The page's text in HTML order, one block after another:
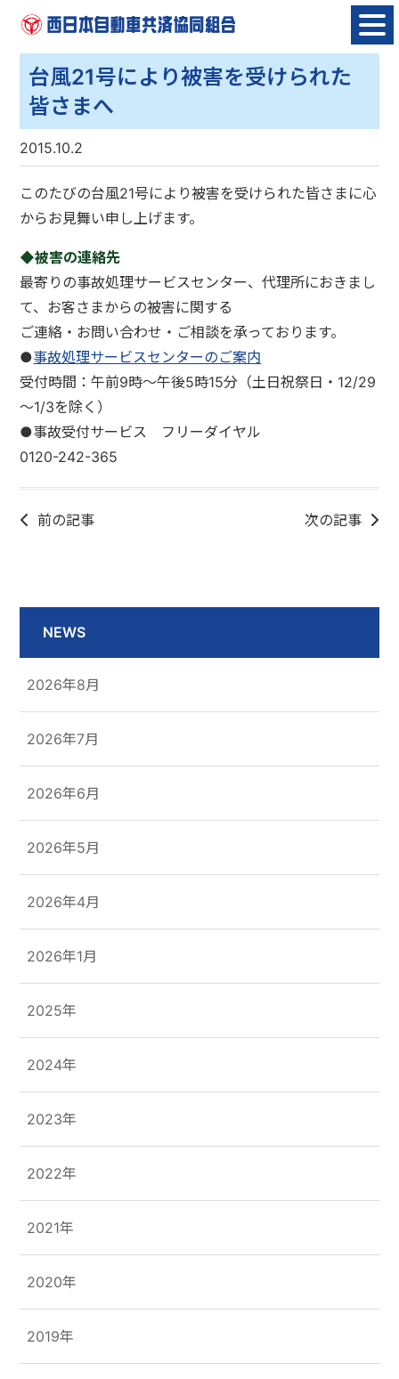
Skip
台風21号により被害を受けられた
皆さまへ
2015.10.2
このたびの台風21号により被害を受けられた皆さまに心
からお見舞い申し上げます。
◆被害の連絡先
最寄りの事故処理サービスセンター、代理所におきまし
て、お客さまからの被害に関する
ご連絡・お問い合わせ・ご相談を承っております。
●事故処理サービスセンターのご案内
受付時間：午前9時～午後5時15分（土日祝祭日・12/29
～1/3を除く）
●事故受付サービス フリーダイヤル
0120-242-365
前の記事 次の記事
NEWS
2026年8月
2026年7月
2026年6月
2026年5月
2026年4月
2026年1月
2025年
2024年
2023年
2022年
2021年
2020年
2019年